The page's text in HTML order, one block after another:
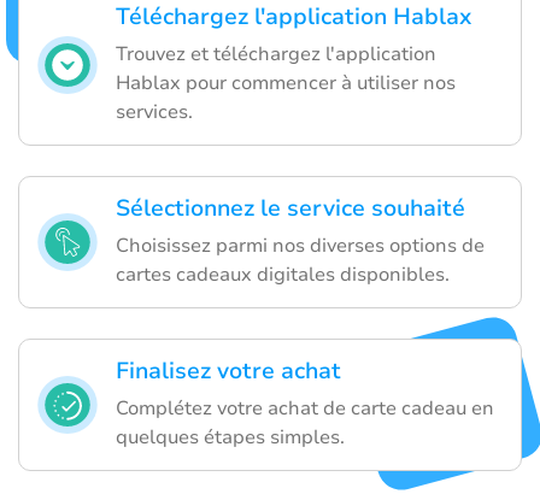
Téléchargez l'application Hablax
Trouvez et téléchargez l'application
Hablax pour commencer à utiliser nos
services.
Sélectionnez le service souhaité
Choisissez parmi nos diverses options de
cartes cadeaux digitales disponibles.
Finalisez votre achat
Complétez votre achat de carte cadeau en
quelques étapes simples.